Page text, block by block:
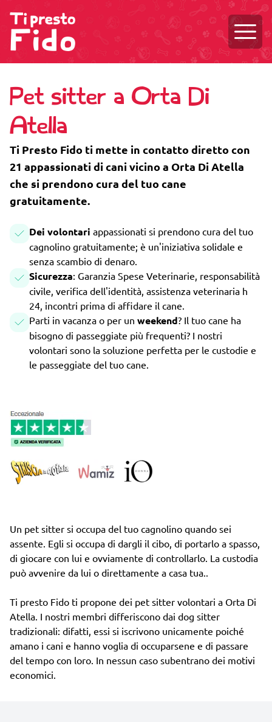
Pet sitter a Orta Di
Atella
Ti Presto Fido ti mette in contatto diretto con
21 appassionati di cani vicino a Orta Di Atella
che si prendono cura del tuo cane
gratuitamente.
Dei volontari appassionati si prendono cura del tuo
cagnolino gratuitamente; è un'iniziativa solidale e
senza scambio di denaro.
Sicurezza: Garanzia Spese Veterinarie, responsabilità
civile, verifica dell'identità, assistenza veterinaria h
24, incontri prima di affidare il cane.
Parti in vacanza o per un weekend? Il tuo cane ha
bisogno di passeggiate più frequenti? I nostri
volontari sono la soluzione perfetta per le custodie e
le passeggiate del tuo cane.
Un pet sitter si occupa del tuo cagnolino quando sei
assente. Egli si occupa di dargli il cibo, di portarlo a spasso,
di giocare con lui e ovviamente di controllarlo. La custodia
può avvenire da lui o direttamente a casa tua..
Ti presto Fido ti propone dei pet sitter volontari a Orta Di
Atella. I nostri membri differiscono dai dog sitter
tradizionali: difatti, essi si iscrivono unicamente poiché
amano i cani e hanno voglia di occuparsene e di passare
del tempo con loro. In nessun caso subentrano dei motivi
economici.